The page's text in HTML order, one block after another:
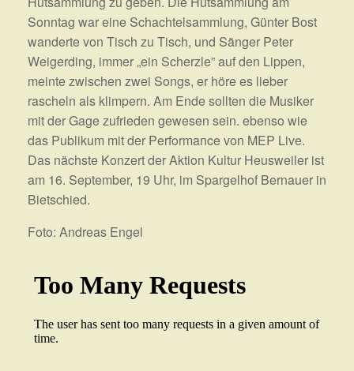
Sonntag war eine Schachtelsammlung, Günter Bost
wanderte von Tisch zu Tisch, und Sänger Peter
Weigerding, immer „ein Scherzle” auf den Lippen,
meinte zwischen zwei Songs, er höre es lieber
rascheln als klimpern. Am Ende sollten die Musiker
mit der Gage zufrieden gewesen sein. ebenso wie
das Publikum mit der Performance von MEP Live.
Das nächste Konzert der Aktion Kultur Heusweiler ist
am 16. September, 19 Uhr, im Spargelhof Bernauer in
Bietschied.
Foto: Andreas Engel